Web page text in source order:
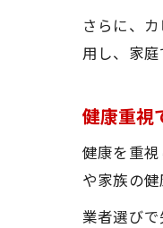
さらに、
用し、家庭
健康重視
健康を重
や家族の
業者選び